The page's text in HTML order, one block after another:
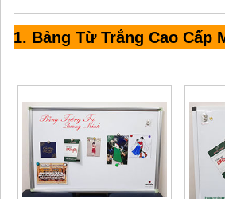
1. Bảng Từ Trắng Cao Cấp